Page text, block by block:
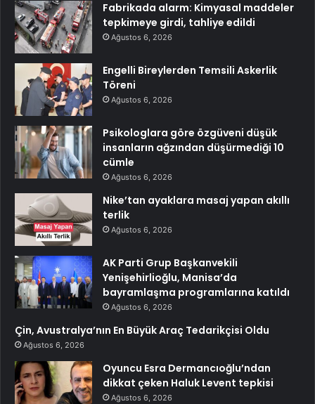
Fabrikada alarm: Kimyasal maddeler
tepkimeye girdi, tahliye edildi
Ağustos 6, 2026
Engelli Bireylerden Temsili Askerlik
Töreni
Ağustos 6, 2026
Psikologlara göre özgüveni düşük
insanların ağzından düşürmediği 10
cümle
Ağustos 6, 2026
Nike’tan ayaklara masaj yapan akıllı
terlik
Ağustos 6, 2026
AK Parti Grup Başkanvekili
Yenişehirlioğlu, Manisa’da
bayramlaşma programlarına katıldı
Ağustos 6, 2026
Çin, Avustralya’nın En Büyük Araç Tedarikçisi Oldu
Ağustos 6, 2026
Oyuncu Esra Dermancıoğlu’ndan
dikkat çeken Haluk Levent tepkisi
Ağustos 6, 2026